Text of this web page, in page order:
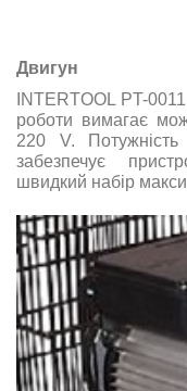
Двигун
INTERTOOL PT-
роботи вимагає
220 V.
забезпечує
швидкий набір